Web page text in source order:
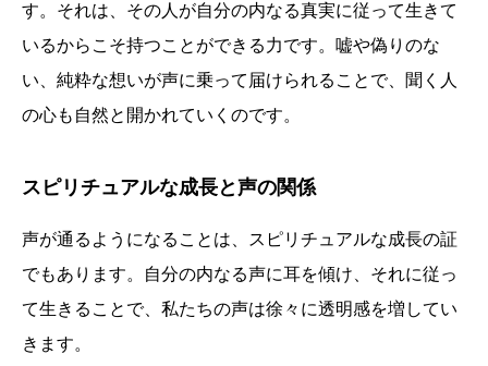
す。それは、その人が自分の内なる真実に従って生きて
いるからこそ持つことができる力です。嘘や偽りのな
い、純粋な想いが声に乗って届けられることで、聞く人
の心も自然と開かれていくのです。
スピリチュアルな成長と声の関係
声が通るようになることは、スピリチュアルな成長の証
でもあります。自分の内なる声に耳を傾け、それに従っ
て生きることで、私たちの声は徐々に透明感を増してい
きます。